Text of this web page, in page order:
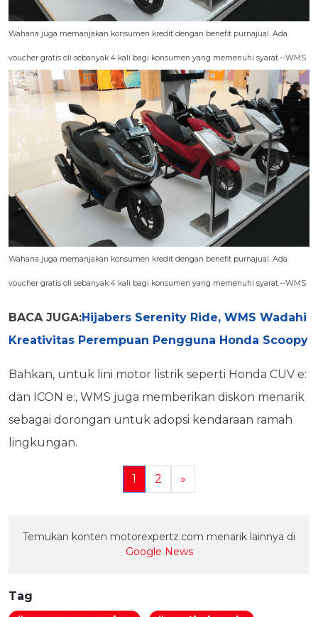
Wahana juga memanjakan konsumen kredit dengan benefit purnajual. Ada
voucher gratis oli sebanyak 4 kali bagi konsumen yang memenuhi syarat.--WMS
Wahana juga memanjakan konsumen kredit dengan benefit purnajual. Ada
voucher gratis oli sebanyak 4 kali bagi konsumen yang memenuhi syarat.--WMS
BACA JUGA:Hijabers Serenity Ride, WMS Wadahi
Kreativitas Perempuan Pengguna Honda Scoopy
Bahkan, untuk lini motor listrik seperti Honda CUV e:
dan ICON e:, WMS juga memberikan diskon menarik
sebagai dorongan untuk adopsi kendaraan ramah
lingkungan.
1 2 »
Temukan konten motorexpertz.com menarik lainnya di
Google News
Tag